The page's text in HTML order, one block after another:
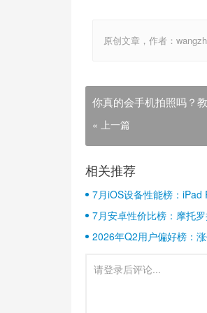
原创文章，作者：
你真的会手机拍照吗？
« 上一篇
相关推荐
7月iOS设备性能榜：iPad
7月安卓性价比榜：摩托
2026年Q2用户偏好榜：